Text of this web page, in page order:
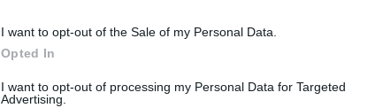
I want to opt-out of the Sale of my Personal Data.
Opted In
I want to opt-out of processing my Personal Data for Targeted
Advertising.